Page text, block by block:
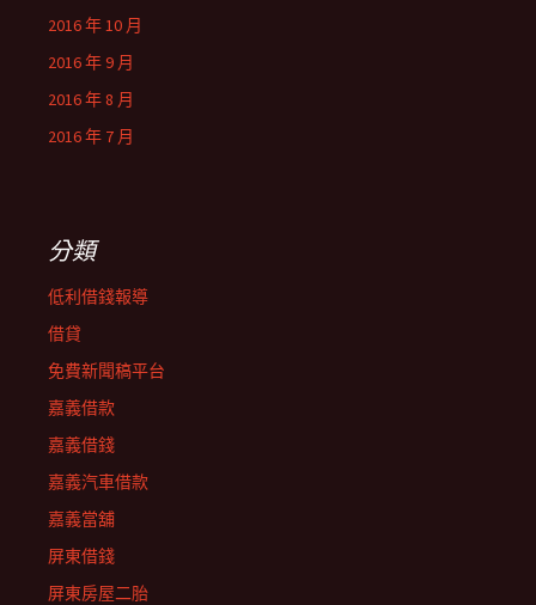
2016 年 10 月
2016 年 9 月
2016 年 8 月
2016 年 7 月
分類
低利借錢報導
借貸
免費新聞稿平台
嘉義借款
嘉義借錢
嘉義汽車借款
嘉義當舖
屏東借錢
屏東房屋二胎